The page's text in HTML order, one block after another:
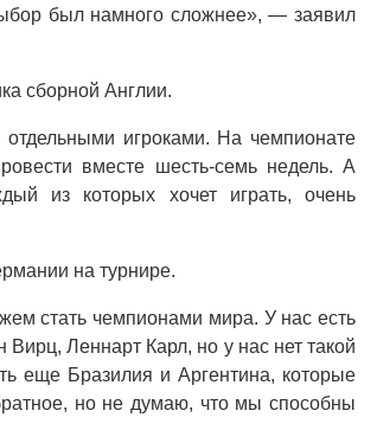
был намного сложнее», — заявил
сборной Англии.
игроками. На чемпионате
вместе шесть-семь недель. А
из которых хочет играть, очень
на турнире.
стать чемпионами мира. У нас есть
Леннарт Карл, но у нас нет такой
еще Бразилия и Аргентина, которые
но не думаю, что мы способны